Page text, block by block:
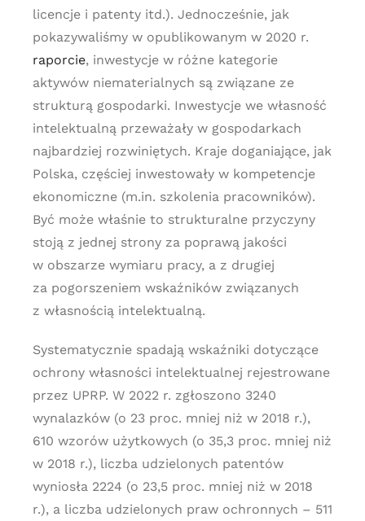
licencje i patenty itd.). Jednocześnie, jak
pokazywaliśmy w opublikowanym w 2020 r.
raporcie, inwestycje w różne kategorie
aktywów niematerialnych są związane ze
strukturą gospodarki. Inwestycje we własność
intelektualną przeważały w gospodarkach
najbardziej rozwiniętych. Kraje doganiające, jak
Polska, częściej inwestowały w kompetencje
ekonomiczne (m.in. szkolenia pracowników).
Być może właśnie to strukturalne przyczyny
stoją z jednej strony za poprawą jakości
w obszarze wymiaru pracy, a z drugiej
za pogorszeniem wskaźników związanych
z własnością intelektualną.
Systematycznie spadają wskaźniki dotyczące
ochrony własności intelektualnej rejestrowane
przez UPRP. W 2022 r. zgłoszono 3240
wynalazków (o 23 proc. mniej niż w 2018 r.),
610 wzorów użytkowych (o 35,3 proc. mniej niż
w 2018 r.), liczba udzielonych patentów
wyniosła 2224 (o 23,5 proc. mniej niż w 2018
r.), a liczba udzielonych praw ochronnych – 511